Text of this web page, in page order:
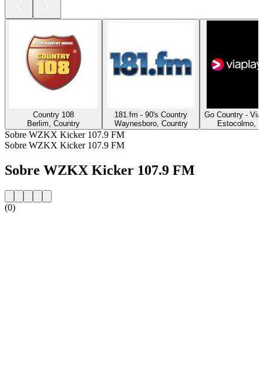
Country 108
Berlim, Country
181.fm - 90's Country
Waynesboro, Country
Go Country -
Estocolmo,
Sobre WZKX Kicker 107.9 FM
Sobre WZKX Kicker 107.9 FM
Sobre WZKX Kicker 107.9 FM
(0)